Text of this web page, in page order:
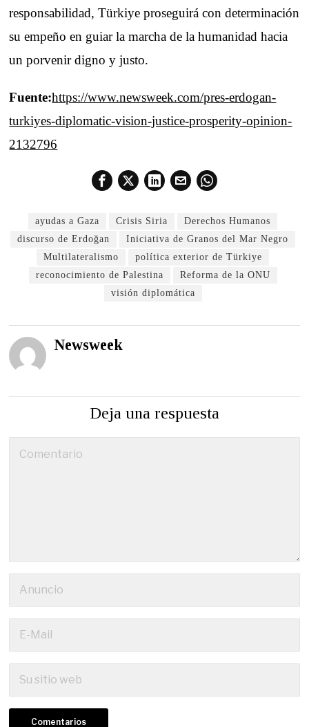
responsabilidad, Türkiye proseguirá con determinación
su empeño en guiar la marcha de la humanidad hacia
un porvenir digno y justo.
Fuente:https://www.newsweek.com/pres-erdogan-
turkiyes-diplomatic-vision-justice-prosperity-opinion-
2132796
ayudas a Gaza Crisis Siria
Derechos Humanos
discurso de Erdoğan
Iniciativa de Granos del Mar Negro
Multilateralismo
política exterior de Türkiye
reconocimiento de Palestina
Reforma de la ONU
visión diplomática
Newsweek
Deja una respuesta